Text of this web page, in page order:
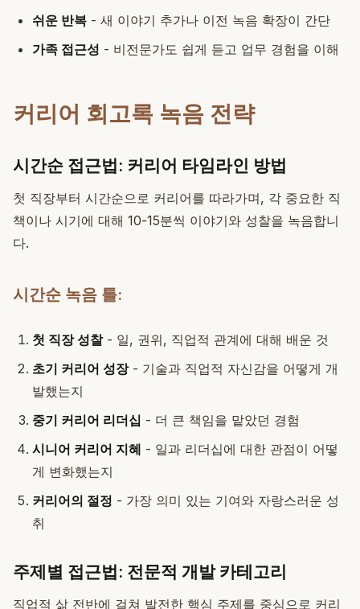
쉬운 반복 - 새 이야기 추가나 이전 녹음 확장이 간단
가족 접근성 - 비전문가도 쉽게 듣고 업무 경험을 이해
커리어 회고록 녹음 전략
시간순 접근법: 커리어 타임라인 방법
첫 직장부터 시간순으로 커리어를 따라가며, 각 중요한 직
책이나 시기에 대해 10-15분씩 이야기와 성찰을 녹음합니
다.
시간순 녹음 틀:
첫 직장 성찰- 일, 권위, 직업적 관계에 대해 배운 것
초기 커리어 성장- 기술과 직업적 자신감을 어떻게 개
발했는지
중기 커리어 리더십 - 더 큰 책임을 맡았던 경험
시니어 커리어 지혜 - 일과 리더십에 대한 관점이 어떻
게 변화했는지
커리어의 절정 - 가장 의미 있는 기여와 자랑스러운 성
취
주제별 접근법: 전문적 개발 카테고리
직업적 삶 전반에 걸쳐 발전한 핵심 주제를 중심으로 커리